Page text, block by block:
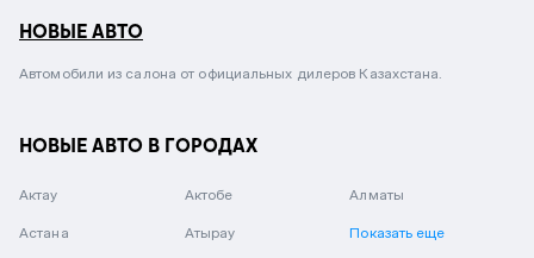
НОВЫЕ АВТО
Автомобили из салона от официальных дилеров Казахстана.
НОВЫЕ АВТО В ГОРОДАХ
Актау Актобе Алматы
Астана Атырау Показать еще